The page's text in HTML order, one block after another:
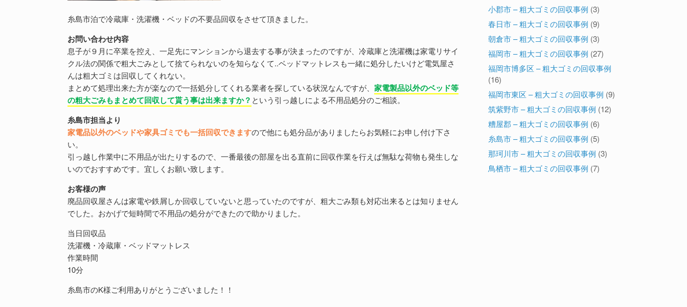
糸島市泊で冷蔵庫・洗濯機・ベッドの不要品回収をさせて頂きました。
お問い合わせ内容
息子が９月に卒業を控え、一足先にマンションから退去する事が決まったのですが、冷蔵庫と洗濯機は家電リサイ
クル法の関係で粗大ごみとして捨てられないのを知らなくて..ベッドマットレスも一緒に処分したいけど電気屋さ
んは粗大ゴミは回収してくれない。
まとめて処理出来た方が楽なので一括処分してくれる業者を探している状況なんですが、 家電製品以外のベッド等
の粗大ごみもまとめて回収して貰う事は出来ますか？ という引っ越しによる不用品処分のご相談。
糸島市担当より
家電品以外のベッドや家具ゴミでも一括回収できますので他にも処分品がありましたらお気軽にお申し付け下さ
い。
引っ越し作業中に不用品が出たりするので、一番最後の部屋を出る直前に回収作業を行えば無駄な荷物も発生しな
いのでおすすめです。宜しくお願い致します。
お客様の声
廃品回収屋さんは家電や鉄屑しか回収していないと思っていたのですが、粗大ごみ類も対応出来るとは知りません
でした。おかげで短時間で不用品の処分ができたので助かりました。
当日回収品
洗濯機・冷蔵庫・ベッドマットレス
作業時間
10分
糸島市のK様ご利用ありがとうございました！！
小郡市 – 粗大ゴミの回収事例 (3)
春日市 – 粗大ゴミの回収事例 (9)
朝倉市 – 粗大ゴミの回収事例 (3)
福岡市 – 粗大ゴミの回収事例 (27)
福岡市博多区 – 粗大ゴミの回収事例
(16)
福岡市東区 – 粗大ゴミの回収事例 (9)
筑紫野市 – 粗大ゴミの回収事例 (12)
糟屋郡 – 粗大ゴミの回収事例 (6)
糸島市 – 粗大ゴミの回収事例 (5)
那珂川市 – 粗大ゴミの回収事例 (3)
鳥栖市 – 粗大ゴミの回収事例 (7)